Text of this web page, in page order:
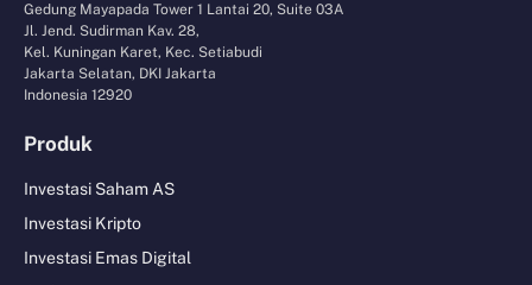
Gedung Mayapada Tower 1 Lantai 20, Suite 03A
Jl. Jend. Sudirman Kav. 28,
Kel. Kuningan Karet, Kec. Setiabudi
Jakarta Selatan, DKI Jakarta
Indonesia 12920
Produk
Investasi Saham AS
Investasi Kripto
Investasi Emas Digital